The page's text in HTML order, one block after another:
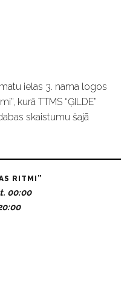
ielas 3. nama logos
kurā TTMS “ĢILDE”
skaistumu šajā
RITMI”
00:00